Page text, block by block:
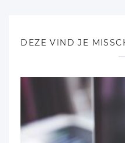
DEZE VIND JE